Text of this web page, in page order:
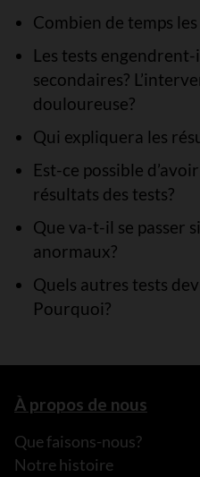
Combien de temps
Les tests engendrent-
secondaires?
douloureuse?
Qui expliquera les
Est-ce possible
résultats des tests?
Que va-t-il se passer
anormaux?
Quels autres tests
Pourquoi?
À propos de nous
Que faisons-nous?
Notre histoire